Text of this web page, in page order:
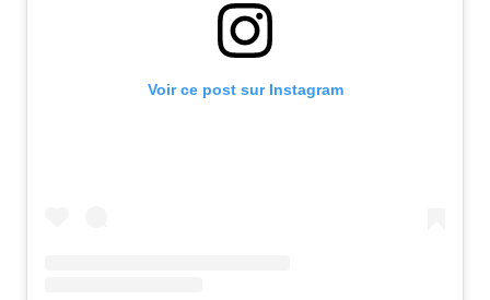
Voir ce post sur Instagram